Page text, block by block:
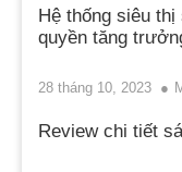
Hệ thống siêu
quyền tăng
28 tháng 10, 2023
Review chi tiết